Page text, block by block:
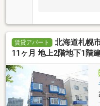
賃貸アパート
北海道札幌
11ヶ月 地上2階地下1階